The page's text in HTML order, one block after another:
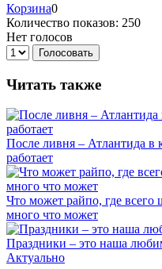
Корзина0
Количество показов: 250
Нет голосов
Голосовать
Читать также
После ливня – Атлантида в
работает
Что может райпо, где всего
много что может
Праздники – это наша
Актуально